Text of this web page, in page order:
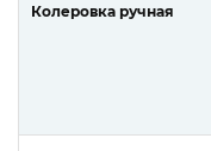
Колеровка ручная